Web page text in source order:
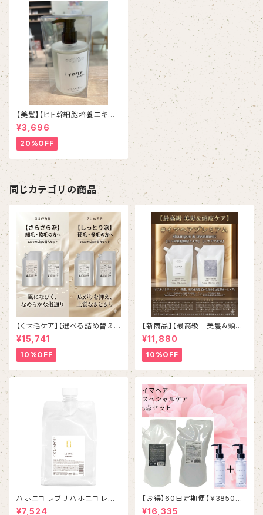
【美髪】【ヒト幹細胞培養エキス】
イマヘアプレミアムシャンプー２
７５ml ボトル
¥3,696
20%OFF
同じカテゴリの商品
【くせ毛ケア】【選べる詰め替えセ
ット】 ミルボン 新ブランド「suw
ae（スワエ）」選べる詰め替えセ
ット｜リラクシングシャンプー 1
000mL ￥7,590＋ トリートメ
ント 1000g￥9,900（髪の柔軟
剤／うねりケア）
¥15,741
10%OFF
【新商品】【最高級 美髪＆頭皮
ケア】＃イマヘアプレミアムsha
mpoo＆treatment【ヒト幹細
胞細胞エキス】【トステア配合】
¥11,880
10%OFF
ハホニコ レブリ ハホニコ レブ
リ α シャンプー 1000mL
¥7,524
【お得】60日定期便【￥3850お
得】【ケアオイル１本プレゼント】
¥16,335